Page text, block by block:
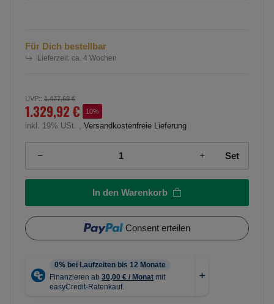
Für Dich bestellbar
Lieferzeit: ca. 4 Wochen
UVP:: 1.477,69 €
1.329,92 € 10%
inkl. 19% USt. , Versandkostenfreie Lieferung
Set
In den Warenkorb
Consent erteilen